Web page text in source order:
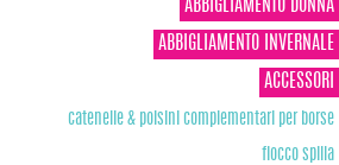
ABBIGLIAMENTO DONNA
ABBIGLIAMENTO INVERNALE
ACCESSORI
catenelle & polsini complementari per borse
fiocco spilla